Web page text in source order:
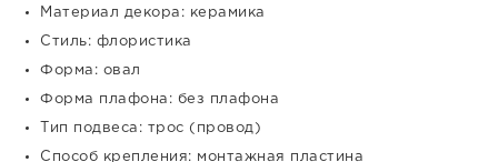
Материал декора: керамика
Стиль: флористика
Форма: овал
Форма плафона: без плафона
Тип подвеса: трос (провод)
Способ крепления: монтажная пластина